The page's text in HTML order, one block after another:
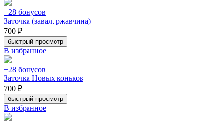
+28 бонусов
Заточка (завал, ржавчина)
700 ₽
быстрый просмотр
В избранное
+28 бонусов
Заточка Новых коньков
700 ₽
быстрый просмотр
В избранное